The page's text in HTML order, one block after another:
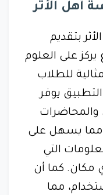
أهل الأثر
بتقديم
على العلوم
للطلاب
يوفر
مما يسهل على
التي
مكان. كما أن
مما